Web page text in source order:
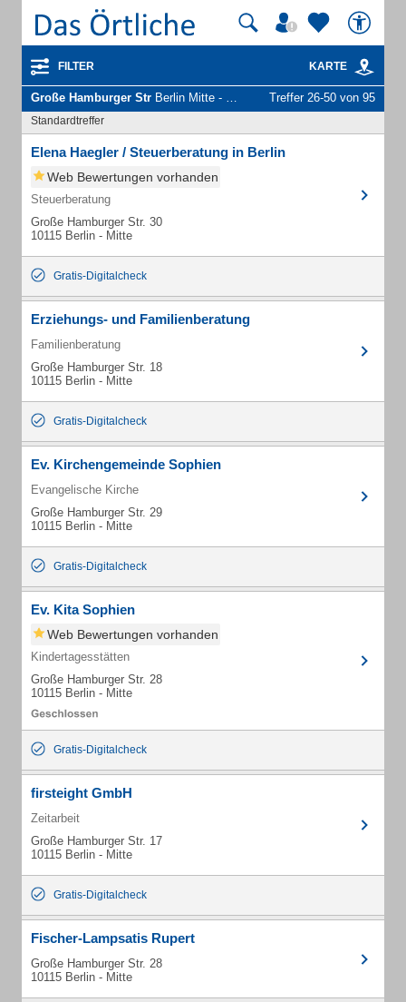
FILTER KARTE
Große Hamburger Str Berlin Mitte - Unternehmen und Personen Treffer 26-50 von 95
Standardtreffer
Elena Haegler / Steuerberatung in Berlin
Web Bewertungen vorhanden
Steuerberatung
Große Hamburger Str. 30
10115 Berlin - Mitte
Gratis-Digitalcheck
Erziehungs- und Familienberatung
Familienberatung
Große Hamburger Str. 18
10115 Berlin - Mitte
Gratis-Digitalcheck
Ev. Kirchengemeinde Sophien
Evangelische Kirche
Große Hamburger Str. 29
10115 Berlin - Mitte
Gratis-Digitalcheck
Ev. Kita Sophien
Web Bewertungen vorhanden
Kindertagesstätten
Große Hamburger Str. 28
10115 Berlin - Mitte
Gratis-Digitalcheck
firsteight GmbH
Zeitarbeit
Große Hamburger Str. 17
10115 Berlin - Mitte
Gratis-Digitalcheck
Fischer-Lampsatis Rupert
Große Hamburger Str. 28
10115 Berlin - Mitte